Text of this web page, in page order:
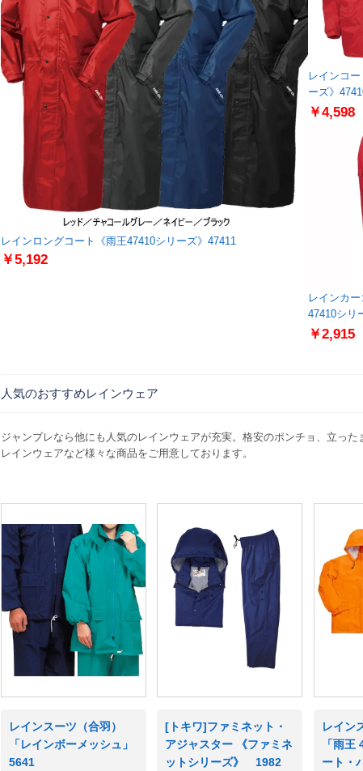
レインロングコート《雨王47410シリーズ》47411
￥5,192
レインコ
ーズ》
￥4,598
レインカ
47410シリ
￥2,915
人気のおすすめレインウェア
ジャンブレなら他にも人気のレインウェアが充実。格安のポンチョ、立っ
レインウェアなど様々な商品をご用意しております。
レインスーツ（合羽）
「レインボーメッシュ」
5641
[トキワ]ファミネット・
アジャスター 《ファミネ
ットシリーズ》 1982
レイン
「雨王
ート・